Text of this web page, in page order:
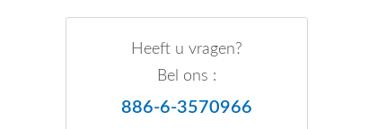
Heeft u vragen?
Bel ons :
886-6-3570966